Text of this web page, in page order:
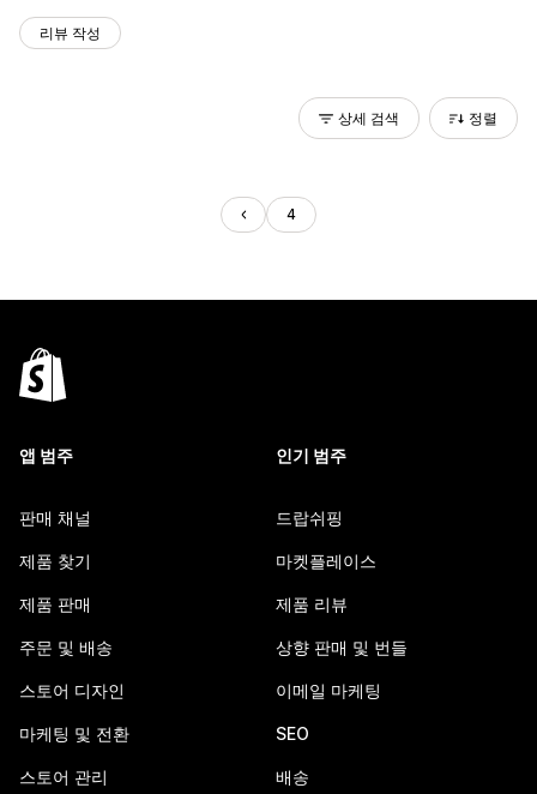
리뷰 작성
상세 검색 정렬
4
앱 범주
판매 채널
제품 찾기
제품 판매
주문 및 배송
스토어 디자인
마케팅 및 전환
스토어 관리
인기 범주
드랍쉬핑
마켓플레이스
제품 리뷰
상향 판매 및 번들
이메일 마케팅
SEO
배송